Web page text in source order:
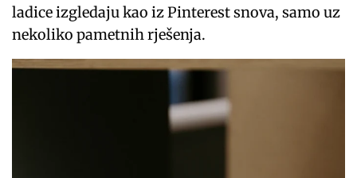
ladice izgledaju kao iz Pinterest snova, samo uz
nekoliko pametnih rješenja.